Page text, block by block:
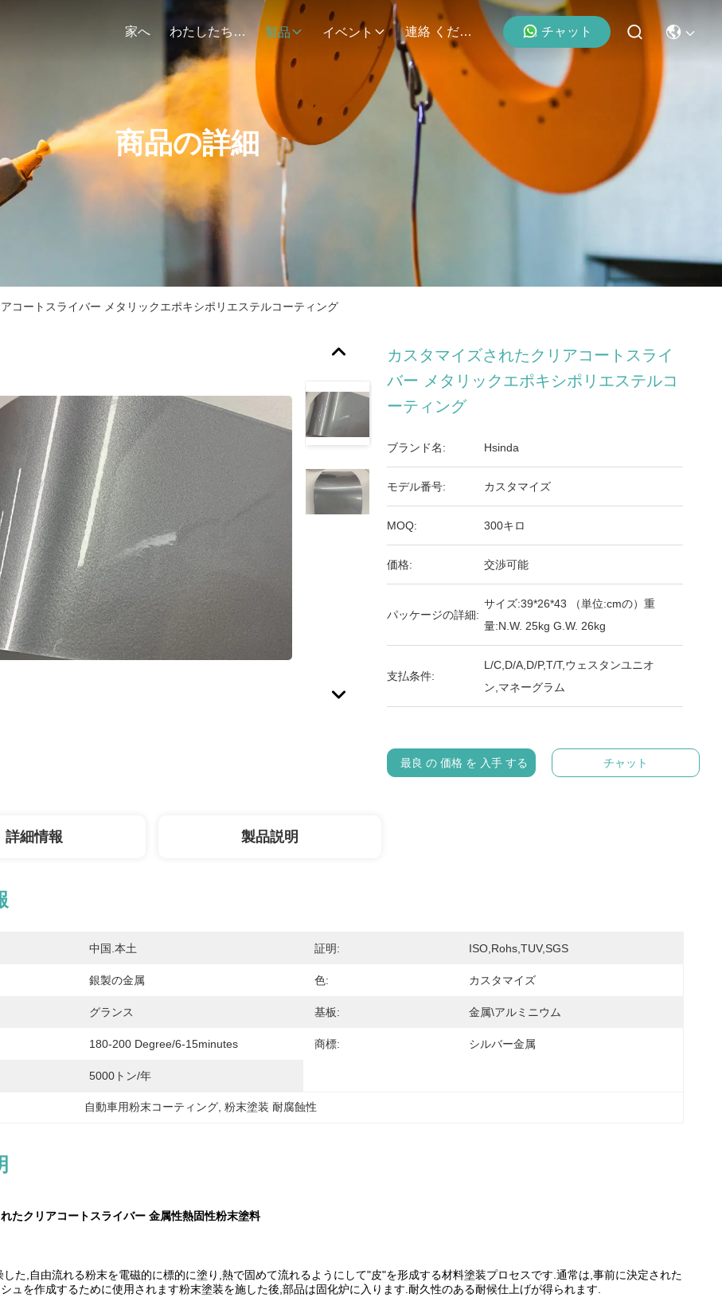
家へ わたしたち に つい て 製品 イベント 連絡 ください チャット
商品の詳細
コートスライバー メタリックエポキシポリエステルコーティング
カスタマイズされたクリアコートスライ
バー メタリックエポキシポリエステルコ
ーティング
ブランド名: Hsinda
モデル番号: カスタマイズ
MOQ: 300キロ
価格: 交渉可能
パッケージの詳細:
サイズ:39*26*43 （単位:cmの）重
量:N.W. 25kg G.W. 26kg
支払条件:
L/C,D/A,D/P,T/T,ウェスタンユニオ
ン,マネーグラム
最良 の 価格 を 入手 する チャット
詳細情報 製品説明
中国.本土 証明: ISO,Rohs,TUV,SGS
銀製の金属 色: カスタマイズ
グランス 基板: 金属\アルミニウム
180-200 Degree/6-15minutes 商標: シルバー金属
5000トン/年
自動車用粉末コーティング , 粉末塗装 耐腐蝕性
たクリアコートスライバー 金属性熱固性粉末塗料
した,自由流れる粉末を電磁的に標的に塗り,熱で固めて流れるようにして"皮"を形成する材料塗装プロセスです.通常は,事前に決定された
ュを作成するために使用されます粉末塗装を施した後,部品は固化炉に入ります.耐久性のある耐候仕上げが得られます.